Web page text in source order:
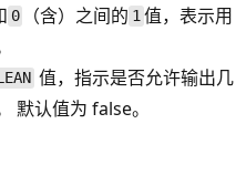
0 （含）之间的 1值，表示用
值，指示是否允许输出几
默认值为 false。